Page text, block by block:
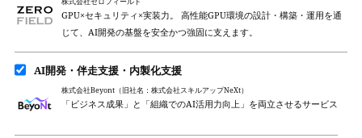
GPU×セキュリティ×実装力。 高性能GPU環境の設計・構築・運用を通
じて、AI開発の基盤を安全かつ強固に支えます。
AI開発・伴走支援・内製化支援
株式会社Beyont（旧社名：株式会社スキルアップNeXt）
「ビジネス成果」と「組織でのAI活用力向上」を両立させるサービス